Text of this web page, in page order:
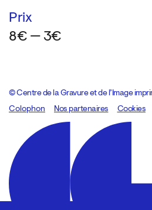
Prix
8€ — 3€
© Centre de la Gravure et de l’Image
Colophon
Design:Marcel Kaczmarek, code:
Nos partenaires Cookies